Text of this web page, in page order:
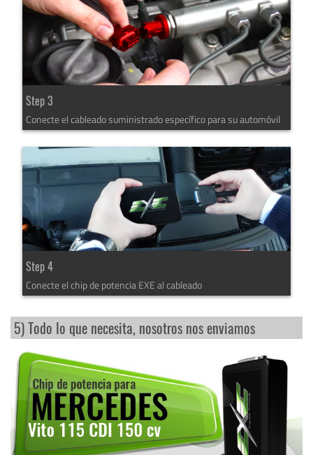
Step 3
Conecte el cableado suministrado específico para su automóvil
Step 4
Conecte el chip de potencia EXE al cableado
5) Todo lo que necesita, nosotros nos enviamos